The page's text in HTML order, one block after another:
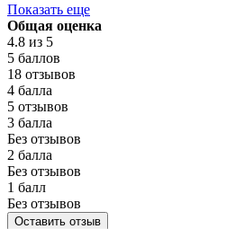
Показать еще
Общая оценка
4.8 из 5
5 баллов
18 отзывов
4 балла
5 отзывов
3 балла
Без отзывов
2 балла
Без отзывов
1 балл
Без отзывов
Оставить отзыв